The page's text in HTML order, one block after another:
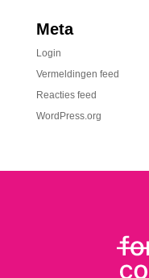
Meta
Login
Vermeldingen feed
Reacties feed
WordPress.org